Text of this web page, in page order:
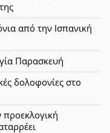
από την Ισπανική
Παρασκευή
δολοφονίες στο